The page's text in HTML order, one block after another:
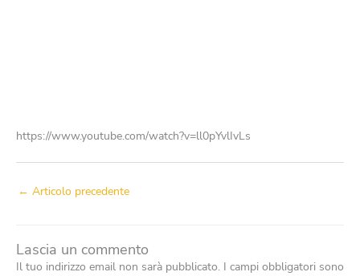
https://www.youtube.com/watch?v=ll0pYvlIvLs
← Articolo precedente
Lascia un commento
Il tuo indirizzo email non sarà pubblicato. I campi obbligatori sono